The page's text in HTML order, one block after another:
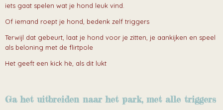
iets gaat spelen wat je hond leuk vind.
Of iemand roept je hond, bedenk zelf triggers
Terwijl dat gebeurt, laat je hond voor je zitten, je aankijken en speel
als beloning met de flirtpole
Het geeft een kick hè, als dit lukt
Ga het uitbreiden naar het park, met alle triggers